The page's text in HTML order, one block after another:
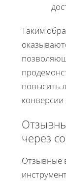
Таким
повысить
через
Отзывные